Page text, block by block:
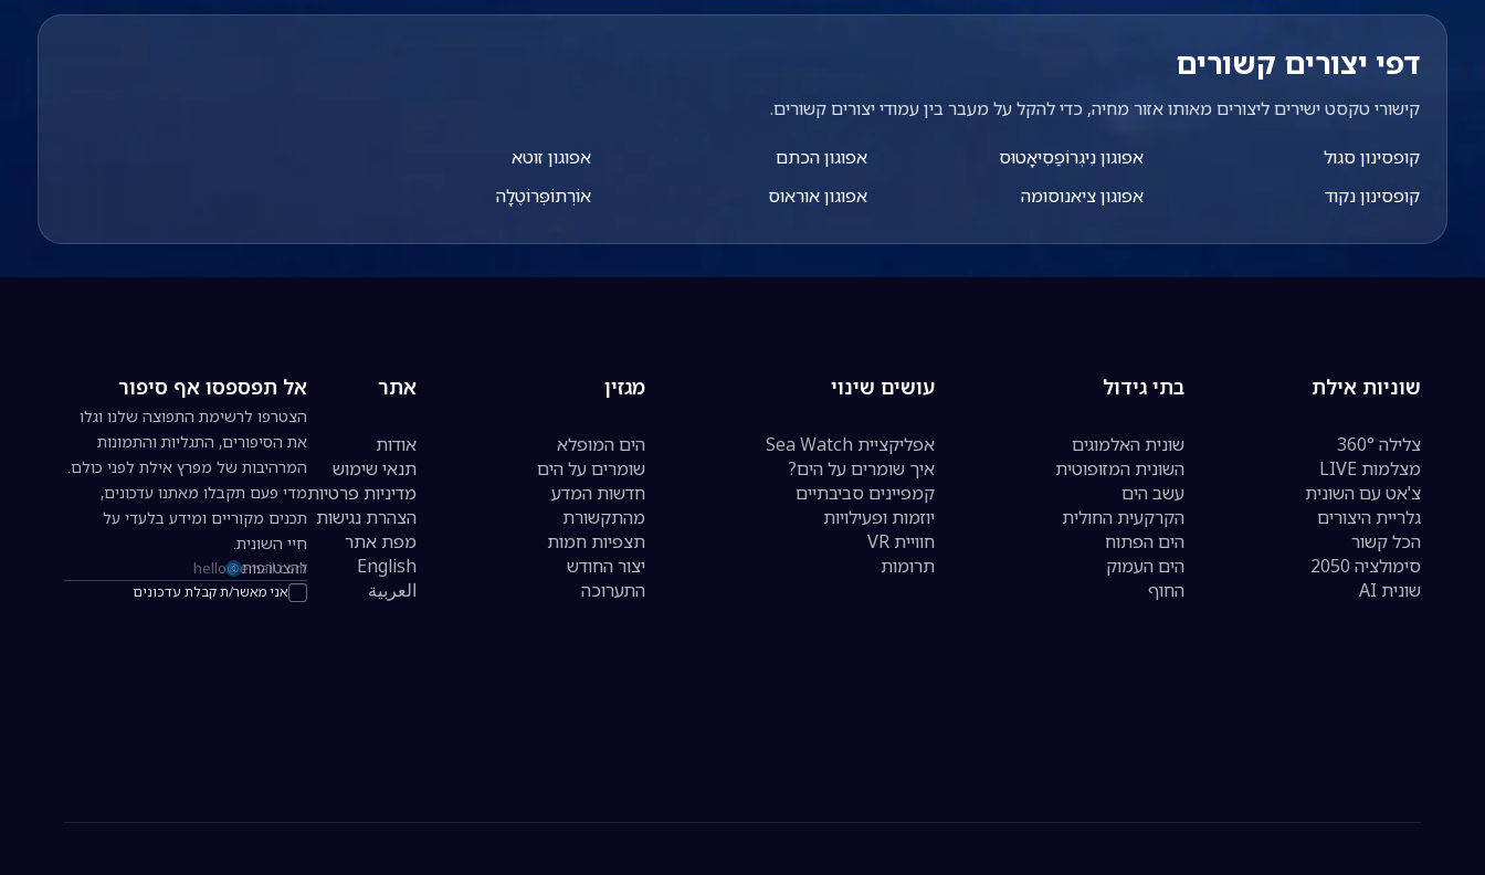
דפי יצורים קשורים
קישורי טקסט ישירים ליצורים מאותו אזור מחיה, כדי להקל על מעבר בין עמודי יצורים קשורים.
קופסינון סגול
קופסינון נקוד
אפוגון נִיגְרוֹפַסִיאָטוּס
אפוגון ציאנוסומה
אפוגון הכתם
אפוגון אוראוס
אפוגון זוטא
אוֹרְתוֹפְּרוֹטֶלָה
שוניות אילת
צלילה 360°
מצלמות LIVE
צ'אט עם השונית
גלריית היצורים
הכל קשור
סימולציה 2050
שונית AI
בתי גידול
שונית האלמוגים
השונית המזופוטית
עשב הים
הקרקעית החולית
הים הפתוח
הים העמוק
החוף
עושים שינוי
אפליקציית Sea Watch
איך שומרים על הים?
קמפיינים סביבתיים
יוזמות ופעילויות
חוויית VR
תרומות
מגזין
הים המופלא
שומרים על הים
חדשות המדע
מהתקשורת
תצפיות חמות
יצור החודש
התערוכה
אתר
אודות
תנאי שימוש
מדיניות פרטיות
הצהרת נגישות
מפת אתר
English
العربية
אל תפספסו אף סיפור
הצטרפו לרשימת התפוצה שלנו וגלו
את הסיפורים, התגליות והתמונות
המרהיבות של מפרץ אילת לפני כולם.
מדי פעם תקבלו מאתנו עדכונים,
תכנים מקוריים ומידע בלעדי על
חיי השונית.
כתובת אימייל להרשמה לניוזלטר
אני מאשר/ת קבלת עדכונים
להצטרפות